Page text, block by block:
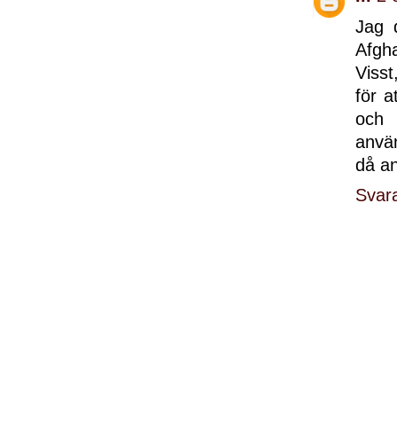
Jag
för
och
då